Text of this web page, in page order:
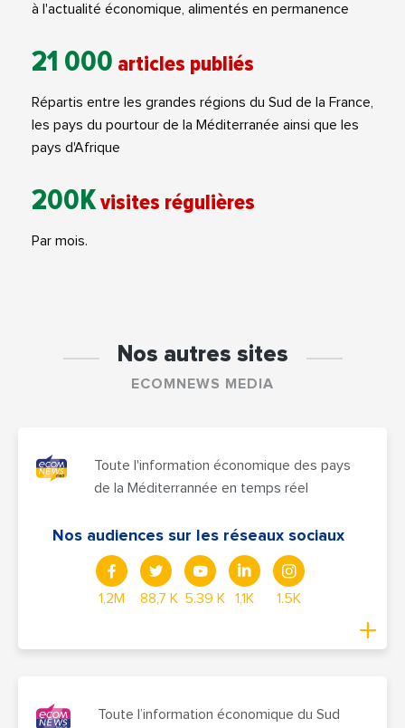
à l'actualité économique, alimentés en permanence
21 000 articles publiés
Répartis entre les grandes régions du Sud de la France,
les pays du pourtour de la Méditerranée ainsi que les
pays d'Afrique
200Kvisites régulières
Par mois.
Nos autres sites
ECOMNEWS MEDIA
Toute l'information économique des pays
de la Méditerrannée en temps réel
Nos audiences sur les réseaux sociaux
1,2M 88,7 K 5.39 K 1,1K 1.5K
Toute l’information économique du Sud